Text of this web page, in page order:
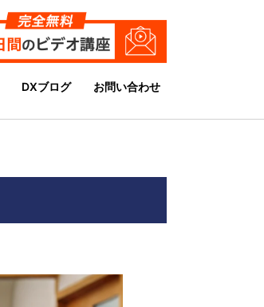
DXブログ お問い合わせ